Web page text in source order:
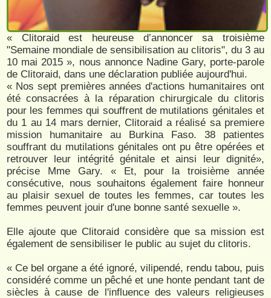
« Clitoraid est heureuse d’annoncer sa troisième
"Semaine mondiale de sensibilisation au clitoris", du 3 au
10 mai 2015 », nous annonce Nadine Gary, porte-parole
de Clitoraid, dans une déclaration publiée aujourd'hui.
« Nos sept premières années d'actions humanitaires ont
été consacrées à la réparation chirurgicale du clitoris
pour les femmes qui souffrent de mutilations génitales et
du 1 au 14 mars dernier, Clitoraid a réalisé sa premiere
mission humanitaire au Burkina Faso. 38 patientes
souffrant du mutilations génitales ont pu être opérées et
retrouver leur intégrité génitale et ainsi leur dignité»,
précise Mme Gary. « Et, pour la troisième année
consécutive, nous souhaitons également faire honneur
au plaisir sexuel de toutes les femmes, car toutes les
femmes peuvent jouir d'une bonne santé sexuelle ».
Elle ajoute que Clitoraid considère que sa mission est
également de sensibiliser le public au sujet du clitoris.
« Ce bel organe a été ignoré, vilipendé, rendu tabou, puis
considéré comme un pêché et une honte pendant tant de
siècles à cause de l'influence des valeurs religieuses